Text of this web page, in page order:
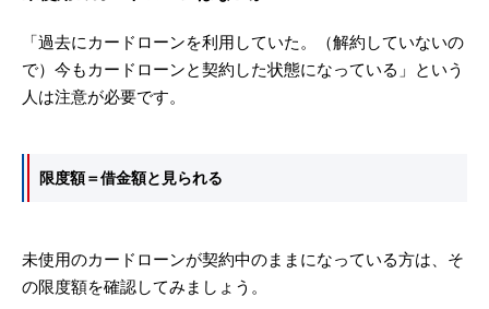
「過去にカードローンを利用していた。（解約していないの
で）今もカードローンと契約した状態になっている」という
人は注意が必要です。
限度額＝借金額と見られる
未使用のカードローンが契約中のままになっている方は、そ
の限度額を確認してみましょう。